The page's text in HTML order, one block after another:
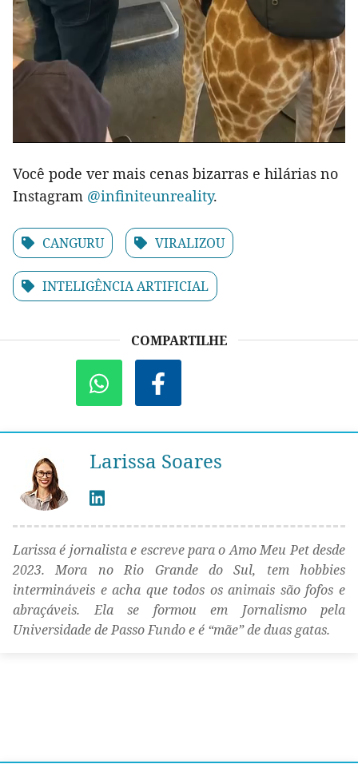
Você pode ver mais cenas bizarras e hilárias no
Instagram @infiniteunreality.
CANGURU VIRALIZOU
INTELIGÊNCIA ARTIFICIAL
COMPARTILHE
Larissa Soares
Larissa é jornalista e escreve para o Amo Meu Pet desde
2023. Mora no Rio Grande do Sul, tem hobbies
intermináveis e acha que todos os animais são fofos e
abraçáveis. Ela se formou em Jornalismo pela
Universidade de Passo Fundo e é “mãe” de duas gatas.